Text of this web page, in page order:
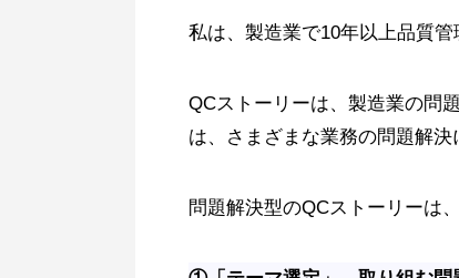
私は、製造業で10年以上品質管
QCストーリーは、製造業の問
は、さまざまな業務の問題解決
問題解決型のQCストーリーは